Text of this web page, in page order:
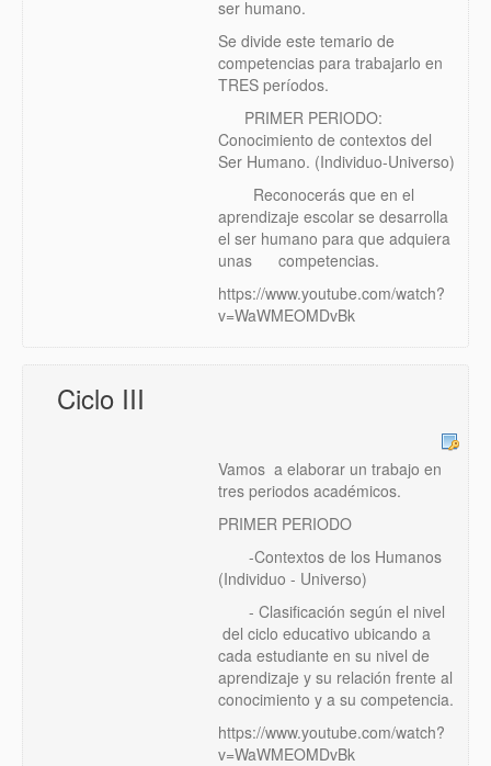
ser humano.
Se divide este temario de
competencias para trabajarlo en
TRES períodos.
PRIMER PERIODO:
Conocimiento de contextos del
Ser Humano. (Individuo-Universo)
Reconocerás que en el
aprendizaje escolar se desarrolla
el ser humano para que adquiera
unas competencias.
https://www.youtube.com/watch?
v=WaWMEOMDvBk
Ciclo III
Vamos a elaborar un trabajo en
tres periodos académicos.
PRIMER PERIODO
-Contextos de los Humanos
(Individuo - Universo)
- Clasificación según el nivel
del ciclo educativo ubicando a
cada estudiante en su nivel de
aprendizaje y su relación frente al
conocimiento y a su competencia.
https://www.youtube.com/watch?
v=WaWMEOMDvBk